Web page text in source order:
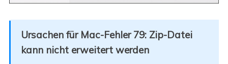
Ursachen für Mac-Fehler 79: Zip-Datei
kann nicht erweitert werden